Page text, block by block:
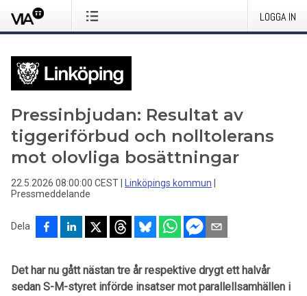
LOGGA IN
Pressinbjudan: Resultat av
tiggeriförbud och nolltolerans
mot olovliga bosättningar
22.5.2026 08:00:00 CEST Linköpings kommun
Pressmeddelande
Dela
Det har nu gått nästan tre år respektive drygt ett halvår
sedan S-M-styret införde insatser mot parallellsamhällen i